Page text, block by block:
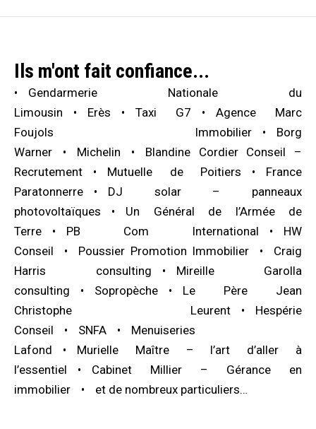
Ils m'ont fait confiance...
Gendarmerie Nationale du
Limousin
Erès Taxi G7
Agence Marc
Foujols Immobilier
Borg
Warner
Michelin
Blandine Cordier Conseil –
Recrutement
Mutuelle de Poitiers
France
Paratonnerre
DJ solar – panneaux
photovoltaïques
Un Général de l’Armée de
Terre
PB Com International
HW
Conseil
Poussier Promotion Immobilier
Craig
Harris consulting
Mireille Garolla
consulting
Sopropèche
Le Père Jean
Christophe Leurent
Hespérie
Conseil
SNFA
Menuiseries
Lafond
Murielle Maître – l’art d’aller à
l’essentiel
Cabinet Millier – Gérance en
immobilier
et de nombreux particuliers…